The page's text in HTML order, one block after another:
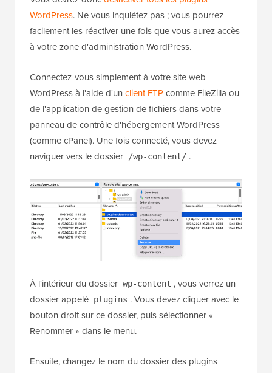
WordPress. Ne vous inquiétez pas ; vous pourrez
facilement les réactiver une fois que vous aurez accès
à votre zone d'administration WordPress.
Connectez-vous simplement à votre site web
WordPress à l'aide d'un client FTPcomme FileZilla ou
de l'application de gestion de fichiers dans votre
panneau de contrôle d'hébergement WordPress
(comme cPanel). Une fois connecté, vous devez
naviguer vers le dossier
/wp-content/ .
À l'intérieur du dossier wp-content , vous verrez un
dossier appelé plugins . Vous devez cliquer avec le
bouton droit sur ce dossier, puis sélectionner «
Renommer » dans le menu.
Ensuite, changez le nom du dossier des plugins